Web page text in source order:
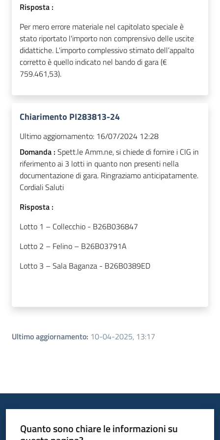
Risposta :
Per mero errore materiale nel capitolato speciale è
stato riportato l'importo non comprensivo delle uscite
didattiche. L'importo complessivo stimato dell’appalto
corretto è quello indicato nel bando di gara (€
759.461,53).
Chiarimento PI283813-24
Ultimo aggiornamento: 16/07/2024 12:28
Domanda : Spett.le Amm.ne, si chiede di fornire i CIG in
riferimento ai 3 lotti in quanto non presenti nella
documentazione di gara. Ringraziamo anticipatamente.
Cordiali Saluti
Risposta :
Lotto 1 – Collecchio - B26B036847
Lotto 2 – Felino – B26B03791A
Lotto 3 – Sala Baganza - B26B0389ED
Ultimo aggiornamento: 10-04-2025, 13:17
Quanto sono chiare le informazioni su